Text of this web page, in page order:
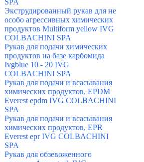
SPA
Экструдированный рукав для не
особо агрессивных химических
продуктов Multiform yellow IVG
COLBACHINI SPA
Рукав для подачи химических
продуктов на базе карбомида
Ivgblue 10 - 20 IVG
COLBACHINI SPA
Рукав для подачи и всасывания
химических продуктов, EPDM
Everest epdm IVG COLBACHINI
SPA
Рукав для подачи и всасывания
химических продуктов, EPR
Everest epr IVG COLBACHINI
SPA
Рукав для обзевоженного